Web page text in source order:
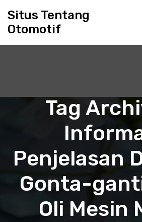
Situs Tentang
Otomotif
Tag
Penjelasan
Gonta-
Oli Mesin